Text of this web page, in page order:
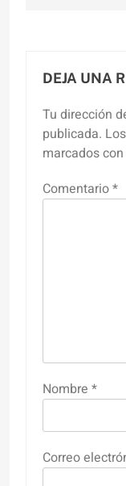
DEJA UNA
Tu dirección
publicada.
marcados con
Comentario*
Nombre *
Correo